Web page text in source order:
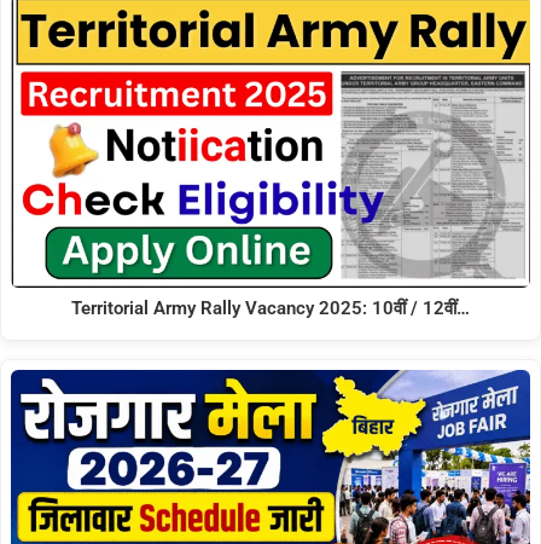
Territorial Army Rally Vacancy 2025: 10वीं / 12वीं…